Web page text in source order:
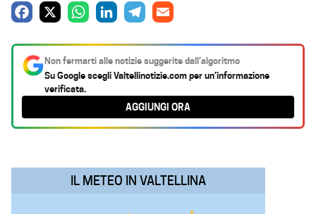
c
e
b
o
t
s
A
k
e
d
e
g
r
a
i
l
Non fermarti alle notizie suggerite dall’algoritmo
Su Google scegliValtellinotizie.comper un’informazione
verificata.
AGGIUNGI ORA
IL METEO IN VALTELLINA